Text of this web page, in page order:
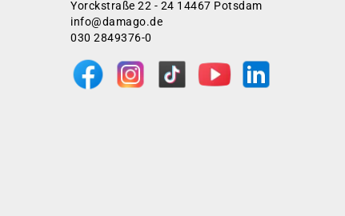
Yorckstraße 22 - 24 14467 Potsdam
info@damago.de
030 2849376-0